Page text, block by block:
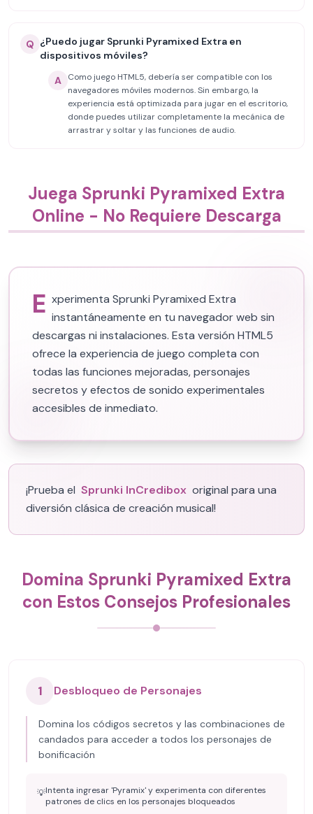
Q ¿Puedo jugar Sprunki Pyramixed Extra en
dispositivos móviles?
A
Como juego HTML5, debería ser compatible con los
navegadores móviles modernos. Sin embargo, la
experiencia está optimizada para jugar en el escritorio,
donde puedes utilizar completamente la mecánica de
arrastrar y soltar y las funciones de audio.
Juega Sprunki Pyramixed Extra
Online - No Requiere Descarga
E xperimenta Sprunki Pyramixed Extra
instantáneamente en tu navegador web sin
descargas ni instalaciones. Esta versión HTML5
ofrece la experiencia de juego completa con
todas las funciones mejoradas, personajes
secretos y efectos de sonido experimentales
accesibles de inmediato.
¡Prueba el Sprunki InCredibox original para una
diversión clásica de creación musical!
Domina Sprunki Pyramixed Extra
con Estos Consejos Profesionales
1 Desbloqueo de Personajes
Domina los códigos secretos y las combinaciones de
candados para acceder a todos los personajes de
bonificación
💡Intenta ingresar 'Pyramix' y experimenta con diferentes
patrones de clics en los personajes bloqueados